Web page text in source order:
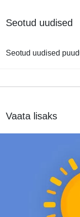
Seotud uudised
Seotud uudised
Vaata lisaks